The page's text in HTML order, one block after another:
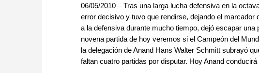
06/05/2010 – Tras una larga lucha defensiva en la
error decisivo y tuvo que rendirse, dejando el marcador
a la defensiva durante mucho tiempo, dejó escapar
novena partida de hoy veremos si el Campeón del
la delegación de Anand Hans Walter Schmitt subrayó
faltan cuatro partidas por disputar. Hoy Anand